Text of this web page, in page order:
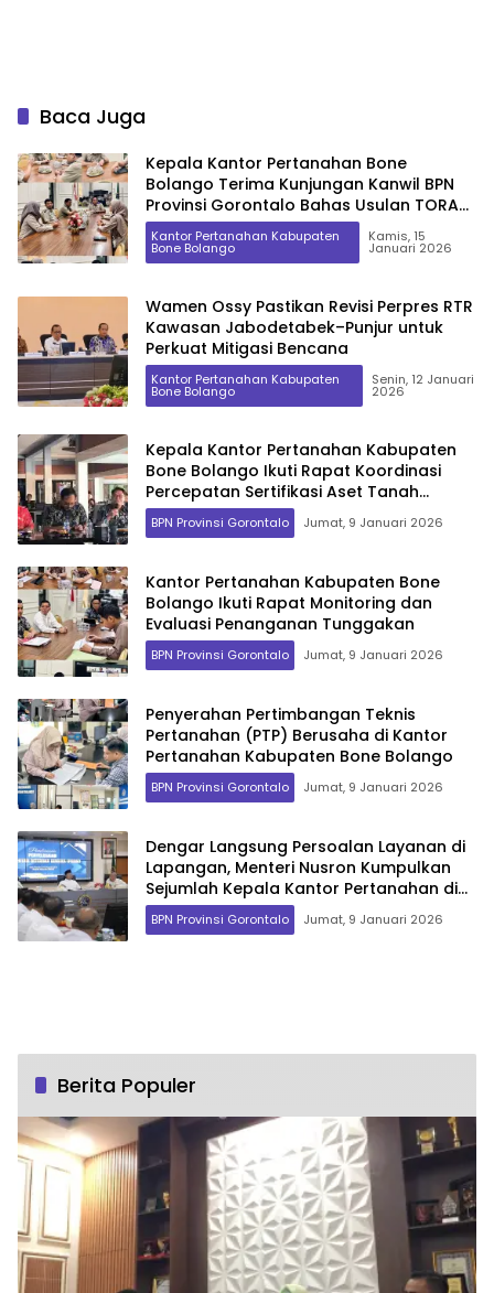
Baca Juga
Kepala Kantor Pertanahan Bone
Bolango Terima Kunjungan Kanwil BPN
Provinsi Gorontalo Bahas Usulan TORA
dan Redistribusi Tanah TA 2027
Kantor Pertanahan Kabupaten
Bone Bolango
Kamis, 15
Januari 2026
Wamen Ossy Pastikan Revisi Perpres RTR
Kawasan Jabodetabek–Punjur untuk
Perkuat Mitigasi Bencana
Kantor Pertanahan Kabupaten
Bone Bolango
Senin, 12 Januari
2026
Kepala Kantor Pertanahan Kabupaten
Bone Bolango Ikuti Rapat Koordinasi
Percepatan Sertifikasi Aset Tanah
Pemerintah Daerah
BPN Provinsi Gorontalo Jumat, 9 Januari 2026
Kantor Pertanahan Kabupaten Bone
Bolango Ikuti Rapat Monitoring dan
Evaluasi Penanganan Tunggakan
BPN Provinsi Gorontalo Jumat, 9 Januari 2026
Penyerahan Pertimbangan Teknis
Pertanahan (PTP) Berusaha di Kantor
Pertanahan Kabupaten Bone Bolango
BPN Provinsi Gorontalo Jumat, 9 Januari 2026
Dengar Langsung Persoalan Layanan di
Lapangan, Menteri Nusron Kumpulkan
Sejumlah Kepala Kantor Pertanahan di
Jawa Barat
BPN Provinsi Gorontalo Jumat, 9 Januari 2026
Berita Populer